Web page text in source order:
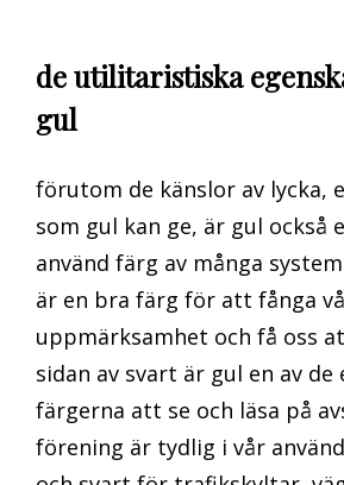
de utilitaristiska
gul
förutom de känslor av lycka,
som gul kan ge, är gul också
använd färg av många
är en bra färg för att fånga
uppmärksamhet och få oss
sidan av svart är gul en av de
färgerna att se och läsa på
förening är tydlig i vår